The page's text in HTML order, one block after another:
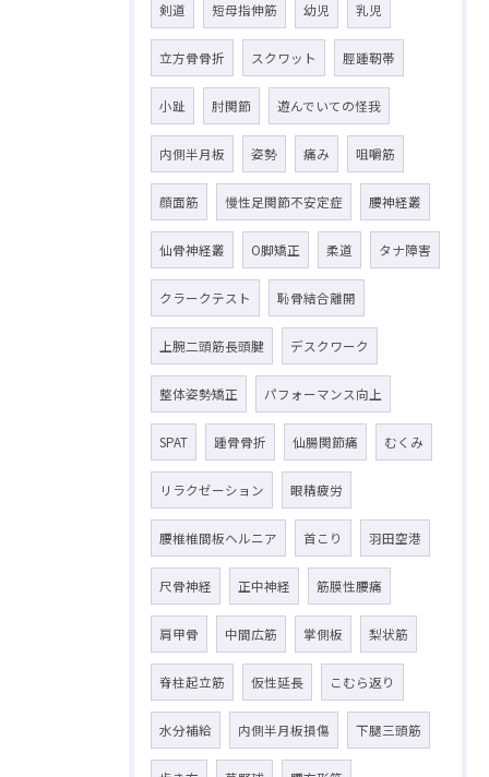
剣道 短母指伸筋 幼児 乳児
立方骨骨折 スクワット 脛踵靭帯
小趾 肘関節 遊んでいての怪我
内側半月板 姿勢 痛み 咀嚼筋
顔面筋 慢性足関節不安定症 腰神経叢
仙骨神経叢 O脚矯正 柔道 タナ障害
クラークテスト 恥骨結合離開
上腕二頭筋長頭腱 デスクワーク
整体姿勢矯正 パフォーマンス向上
SPAT 踵骨骨折 仙腸関節痛 むくみ
リラクゼーション 眼精疲労
腰椎椎間板ヘルニア 首こり 羽田空港
尺骨神経 正中神経 筋膜性腰痛
肩甲骨 中間広筋 掌側板 梨状筋
脊柱起立筋 仮性延長 こむら返り
水分補給 内側半月板損傷 下腿三頭筋